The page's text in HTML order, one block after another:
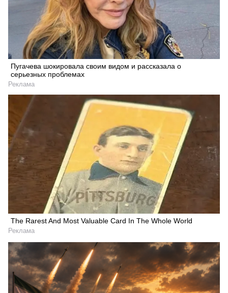
Пугачева шокировала своим видом и рассказала о
серьезных проблемах
Реклама
The Rarest And Most Valuable Card In The Whole World
Реклама